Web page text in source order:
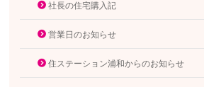
社長の住宅購入記
営業日のお知らせ
住ステーション浦和からのお知らせ